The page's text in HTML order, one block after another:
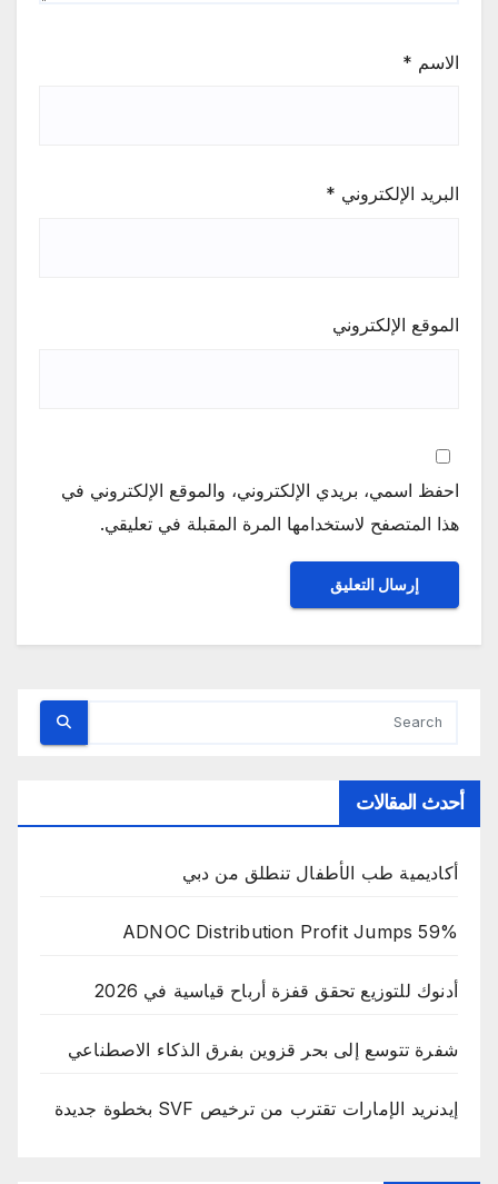
الاسم *
البريد الإلكتروني *
الموقع الإلكتروني
احفظ اسمي، بريدي الإلكتروني، والموقع الإلكتروني في
هذا المتصفح لاستخدامها المرة المقبلة في تعليقي.
أحدث المقالات
أكاديمية طب الأطفال تنطلق من دبي
ADNOC Distribution Profit Jumps 59%
أدنوك للتوزيع تحقق قفزة أرباح قياسية في 2026
شفرة تتوسع إلى بحر قزوين بفرق الذكاء الاصطناعي
إيدنريد الإمارات تقترب من ترخيص SVF بخطوة جديدة